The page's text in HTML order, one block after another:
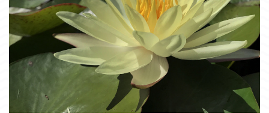
LA VISITE
INFOS PRATIQUES
PLAN & PHOTOS DU SITE
POUR LES ENFANTS
GROUPES ADULTES & SCOLAIRES